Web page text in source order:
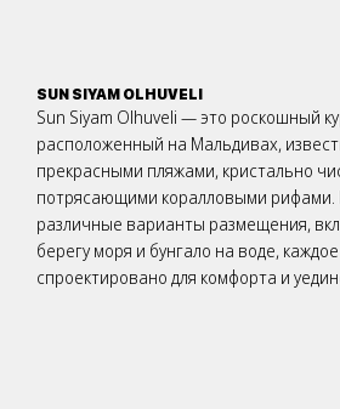
SUN SIYAM OLHUVELI
Sun Siyam Olhuveli — это роскошный
расположенный на Мальдивах,
прекрасными пляжами, кристально
потрясающими коралловыми рифами.
различные варианты размещения,
берегу моря и бунгало на воде,
спроектировано для комфорта и